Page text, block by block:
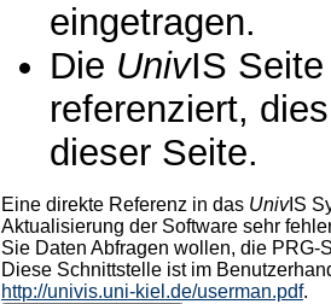
eingetragen.
Die UnivIS
referenziert,
dieser Seite.
Eine direkte Referenz in das UnivIS
Aktualisierung der Software sehr
Sie Daten Abfragen wollen, die PRG-
Diese Schnittstelle ist im
http://univis.uni-kiel.de/userman.pdf.